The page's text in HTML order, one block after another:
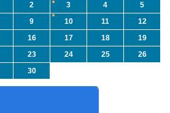
2 3 4
5
9 10 11
12
16 17 18
19
23 24 25
26
30